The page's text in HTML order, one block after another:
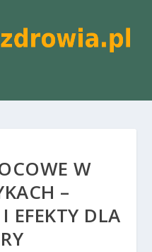
W
–
EFEKTY DLA